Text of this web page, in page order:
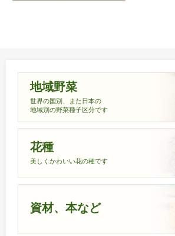
地域野菜
世界の国別、また日本の
地域別の野菜種子区分です
花種
美しくかわいい花の種です
資材、本など